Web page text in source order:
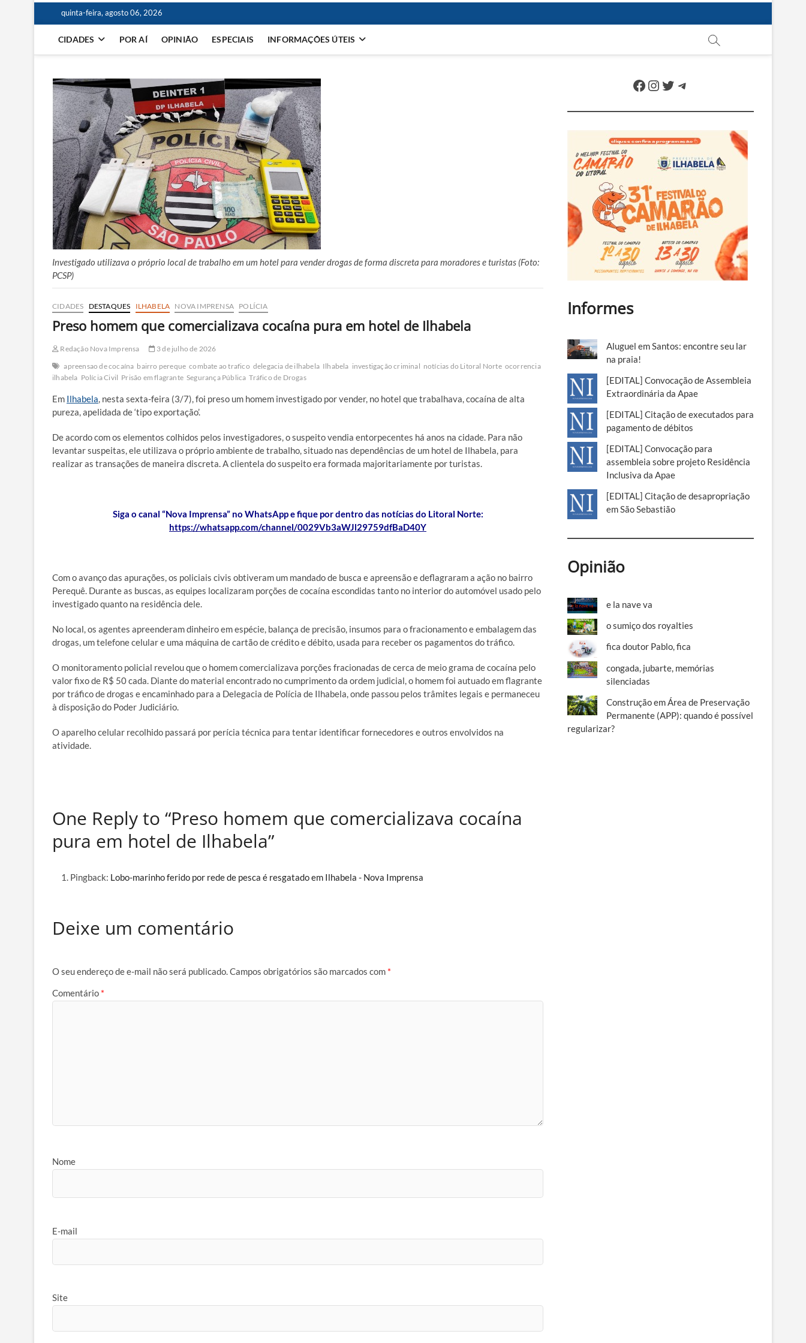
quinta-feira, agosto 06, 2026
CIDADES POR AÍ OPINIÃO ESPECIAIS INFORMAÇÕES ÚTEIS
Investigado utilizava o próprio local de trabalho em um hotel para vender drogas de forma discreta para moradores e turistas (Foto:
PCSP)
CIDADES DESTAQUES ILHABELA NOVA IMPRENSA POLÍCIA
Preso homem que comercializava cocaína pura em hotel de Ilhabela
Redação Nova Imprensa
3 de julho de 2026
apreensao de cocaína bairro pereque combate ao trafico delegacia de ilhabela Ilhabela investigação criminal notícias do Litoral Norte ocorrencia
ilhabela Polícia Civil Prisão em flagrante Segurança Pública Tráfico de Drogas
Em Ilhabela, nesta sexta-feira (3/7), foi preso um homem investigado por vender, no hotel que trabalhava, cocaína de alta
pureza, apelidada de ‘tipo exportação’.
De acordo com os elementos colhidos pelos investigadores, o suspeito vendia entorpecentes há anos na cidade. Para não
levantar suspeitas, ele utilizava o próprio ambiente de trabalho, situado nas dependências de um hotel de Ilhabela, para
realizar as transações de maneira discreta. A clientela do suspeito era formada majoritariamente por turistas.
Siga o canal “Nova Imprensa” no WhatsApp e fique por dentro das notícias do Litoral Norte:
https://whatsapp.com/channel/0029Vb3aWJl29759dfBaD40Y
Com o avanço das apurações, os policiais civis obtiveram um mandado de busca e apreensão e deflagraram a ação no bairro
Perequê. Durante as buscas, as equipes localizaram porções de cocaína escondidas tanto no interior do automóvel usado pelo
investigado quanto na residência dele.
No local, os agentes apreenderam dinheiro em espécie, balança de precisão, insumos para o fracionamento e embalagem das
drogas, um telefone celular e uma máquina de cartão de crédito e débito, usada para receber os pagamentos do tráfico.
O monitoramento policial revelou que o homem comercializava porções fracionadas de cerca de meio grama de cocaína pelo
valor fixo de R$ 50 cada. Diante do material encontrado no cumprimento da ordem judicial, o homem foi autuado em flagrante
por tráfico de drogas e encaminhado para a Delegacia de Polícia de Ilhabela, onde passou pelos trâmites legais e permaneceu
à disposição do Poder Judiciário.
O aparelho celular recolhido passará por perícia técnica para tentar identificar fornecedores e outros envolvidos na
atividade.
One Reply to “Preso homem que comercializava cocaína
pura em hotel de Ilhabela”
Pingback: Lobo-marinho ferido por rede de pesca é resgatado em Ilhabela - Nova Imprensa
Deixe um comentário
O seu endereço de e-mail não será publicado.Campos obrigatórios são marcados com *
Comentário *
Nome
E-mail
Site
Facebook
Instagram
Twitter
Telegram
Informes
Aluguel em Santos: encontre seu lar
na praia!
[EDITAL] Convocação de Assembleia
Extraordinária da Apae
[EDITAL] Citação de executados para
pagamento de débitos
[EDITAL] Convocação para
assembleia sobre projeto Residência
Inclusiva da Apae
[EDITAL] Citação de desapropriação
em São Sebastião
Opinião
e la nave va
o sumiço dos royalties
fica doutor Pablo, fica
congada, jubarte, memórias
silenciadas
Construção em Área de Preservação
Permanente (APP): quando é possível
regularizar?